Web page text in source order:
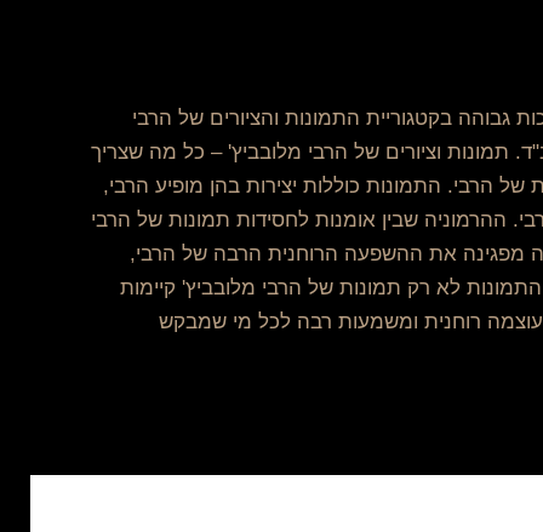
בקטגוריית התמונות והציורים של הרבי
תמונות וציורים של הרבי מלובביץ' – כל מה שצריך
של הרבי. התמונות כוללות יצירות בהן מופיע הרבי,
ההרמוניה שבין אומנות לחסידות תמונות של הרבי
מפגינה את ההשפעה הרוחנית הרבה של הרבי,
לא רק תמונות של הרבי מלובביץ' קיימות
רוחנית ומשמעות רבה לכל מי שמבקש